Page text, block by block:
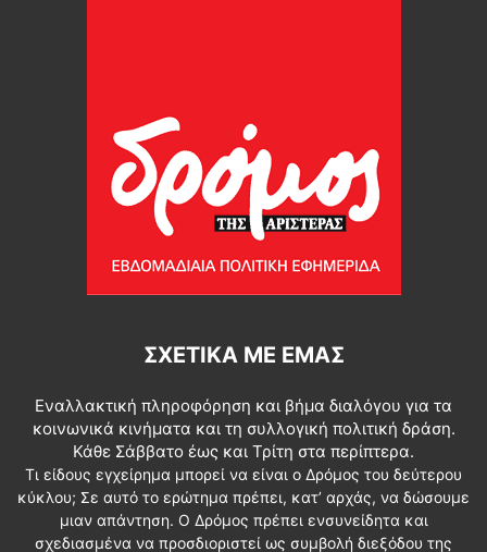
ΣΧΕΤΙΚΆ ΜΕ ΕΜΆΣ
Εναλλακτική πληροφόρηση και βήμα διαλόγου για τα
κοινωνικά κινήματα και τη συλλογική πολιτική δράση.
Κάθε Σάββατο έως και Τρίτη στα περίπτερα.
Τι είδους εγχείρημα μπορεί να είναι ο Δρόμος του δεύτερου
κύκλου; Σε αυτό το ερώτημα πρέπει, κατ’ αρχάς, να δώσουμε
μιαν απάντηση. Ο Δρόμος πρέπει ενσυνείδητα και
σχεδιασμένα να προσδιοριστεί ως συμβολή διεξόδου της